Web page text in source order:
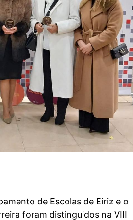
de Escolas de Eiriz e o
foram distinguidos na VIII